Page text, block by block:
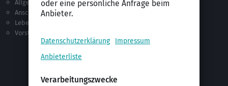
Allgemeines
Anschreiben
Lebenslauf
Vorstellungsgespräch
Ausbildung
Jobprofile